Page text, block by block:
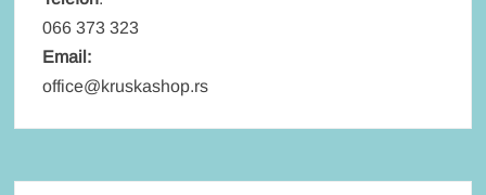
066 373 323
Email:
office@kruskashop.rs